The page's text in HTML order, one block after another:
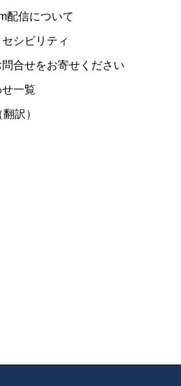
配信について
シビリティ
合せをお寄せください
一覧
訳）